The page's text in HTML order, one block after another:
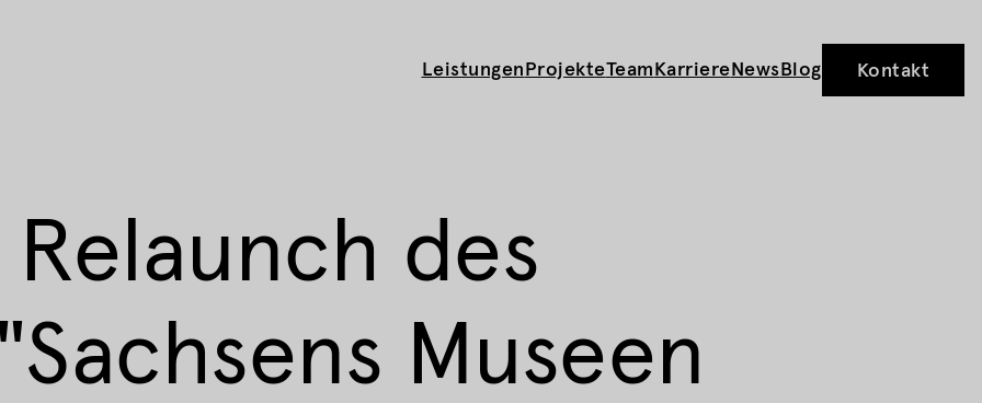
Cookie-Einstellungen
Leistungen ProjekteTeam Karriere News Blog Kontakt
des
Museen